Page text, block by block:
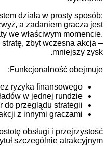
System działa w
1.00x wzwyż, a zadaniem
wypłaty we właściwym
stratę, zbyt
Funkcjonalność
bez ryzyka
zakładów w jednej
gier do przeglądu
dla interakcji z innymi
prostotę obsługi i
ten tytuł szczególnie